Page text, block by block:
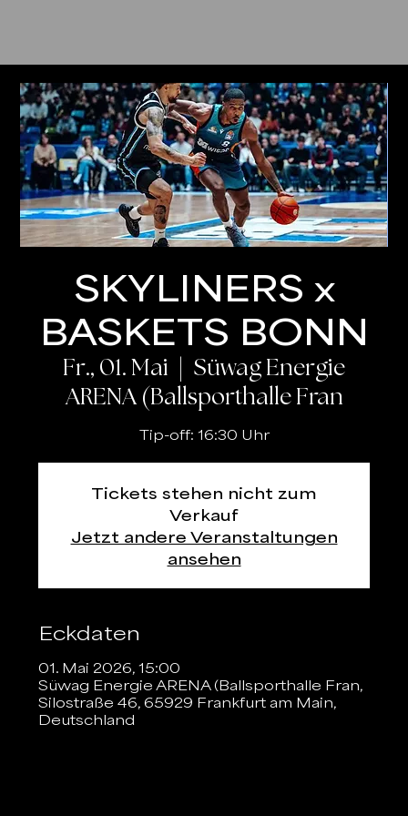
SKYLINERS x
BASKETS BONN
Fr., 01. Mai
  |
Süwag Energie
ARENA (Ballsporthalle Fran
Tip-off: 16:30 Uhr
Tickets stehen nicht zum
Verkauf
Jetzt andere Veranstaltungen
ansehen
Eckdaten
01. Mai 2026, 15:00
Süwag Energie ARENA (Ballsporthalle Fran,
Silostraße 46, 65929 Frankfurt am Main,
Deutschland